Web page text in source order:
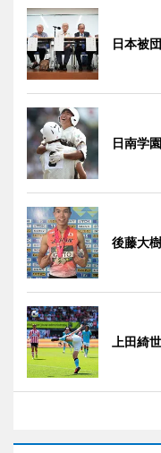
日本被
日南学
後藤大
上田綺